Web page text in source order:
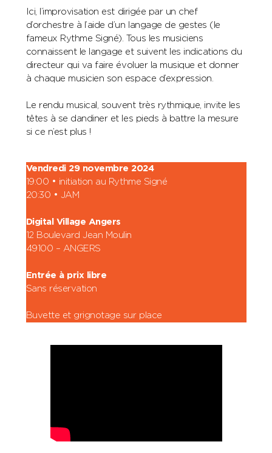
Ici, l’improvisation est dirigée par un chef
d’orchestre à l’aide d’un langage de gestes (le
fameux Rythme Signé). Tous les musiciens
connaissent le langage et suivent les indications du
directeur qui va faire évoluer la musique et donner
à chaque musicien son espace d’expression.
Le rendu musical, souvent très rythmique, invite les
têtes à se dandiner et les pieds à battre la mesure
si ce n’est plus !
Vendredi 29 novembre 2024
19:00 • initiation au Rythme Signé
20:30 • JAM
Digital Village Angers
12 Boulevard Jean Moulin
49100 – ANGERS
Entrée à prix libre
Sans réservation
Buvette et grignotage sur place